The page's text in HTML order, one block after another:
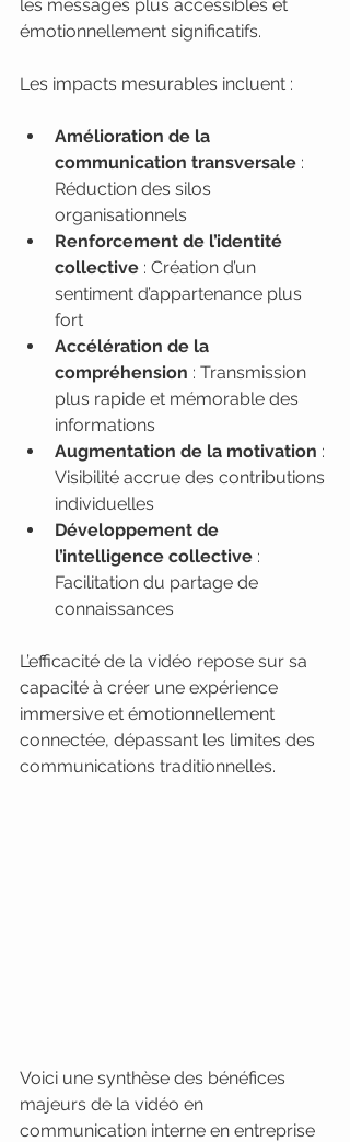
les messages plus accessibles et
émotionnellement significatifs.
Les impacts mesurables incluent :
Amélioration de la
communication transversale :
Réduction des silos
organisationnels
Renforcement de l’identité
collective : Création d’un
sentiment d’appartenance plus
fort
Accélération de la
compréhension : Transmission
plus rapide et mémorable des
informations
Augmentation de la motivation :
Visibilité accrue des contributions
individuelles
Développement de
l’intelligence collective :
Facilitation du partage de
connaissances
L’efficacité de la vidéo repose sur sa
capacité à créer une expérience
immersive et émotionnellement
connectée, dépassant les limites des
communications traditionnelles.
Voici une synthèse des bénéfices
majeurs de la vidéo en
communication interne en entreprise